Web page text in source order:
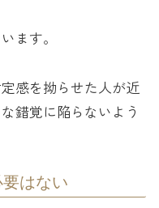
ます。
感を拗らせた人が近
錯覚に陥らないよう
はない